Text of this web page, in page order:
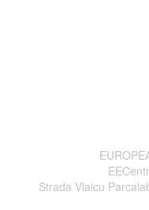
Strada Vlaicu